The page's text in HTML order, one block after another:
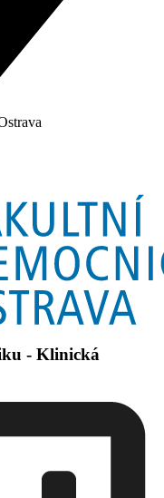
- Klinická